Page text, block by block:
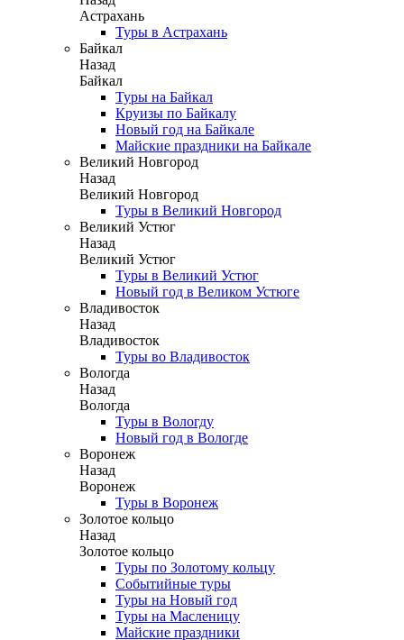
Астрахань
Туры в Астрахань
Байкал
Назад
Байкал
Туры на Байкал
Круизы по Байкалу
Новый год на Байкале
Майские праздники на Байкале
Великий Новгород
Назад
Великий Новгород
Туры в Великий Новгород
Великий Устюг
Назад
Великий Устюг
Туры в Великий Устюг
Новый год в Великом Устюге
Владивосток
Назад
Владивосток
Туры во Владивосток
Вологда
Назад
Вологда
Туры в Вологду
Новый год в Вологде
Воронеж
Назад
Воронеж
Туры в Воронеж
Золотое кольцо
Назад
Золотое кольцо
Туры по Золотому кольцу
Событийные туры
Туры на Новый год
Туры на Масленицу
Майские праздники